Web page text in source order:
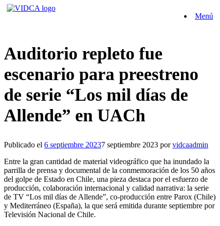
Saltar
Menú
Auditorio repleto fue
escenario para preestreno
de serie “Los mil días de
Allende” en UACh
Publicado el 6 septiembre 20237 septiembre 2023 porvidcaadmin
Entre la gran cantidad de material videográfico que ha inundado la
parrilla de prensa y documental de la conmemoración de los 50 años
del golpe de Estado en Chile, una pieza destaca por el esfuerzo de
producción, colaboración internacional y calidad narrativa: la serie
de TV “Los mil días de Allende”, co-producción entre Parox (Chile)
y Mediterráneo (España), la que será emitida durante septiembre por
Televisión Nacional de Chile.